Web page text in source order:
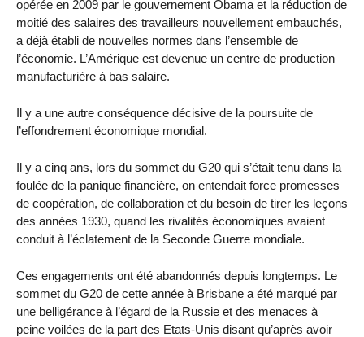
opérée en 2009 par le gouvernement Obama et la réduction de
moitié des salaires des travailleurs nouvellement embauchés,
a déjà établi de nouvelles normes dans l’ensemble de
l’économie. L’Amérique est devenue un centre de production
manufacturière à bas salaire.
Il y a une autre conséquence décisive de la poursuite de
l’effondrement économique mondial.
Il y a cinq ans, lors du sommet du G20 qui s’était tenu dans la
foulée de la panique financière, on entendait force promesses
de coopération, de collaboration et du besoin de tirer les leçons
des années 1930, quand les rivalités économiques avaient
conduit à l’éclatement de la Seconde Guerre mondiale.
Ces engagements ont été abandonnés depuis longtemps. Le
sommet du G20 de cette année à Brisbane a été marqué par
une belligérance à l’égard de la Russie et des menaces à
peine voilées de la part des Etats-Unis disant qu’après avoir